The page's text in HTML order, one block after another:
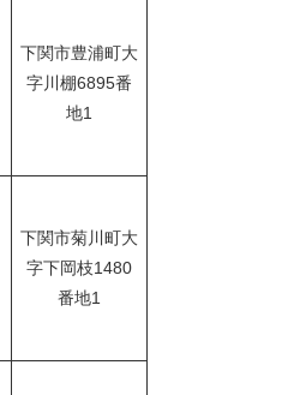
下関市豊浦町大
字川棚6895番
地1
下関市菊川町大
字下岡枝1480
番地1